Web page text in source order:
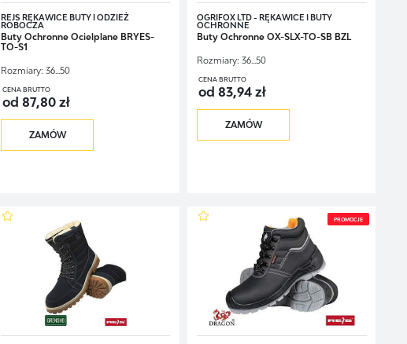
REJS RĘKAWICE BUTY I ODZIEŻ
ROBOCZA
Buty Ochronne Ocielplane BRYES-
TO-S1
Rozmiary: 36...50
CENA BRUTTO
od 87,80 zł
ZAMÓW
OGRIFOX LTD - RĘKAWICE I BUTY
OCHRONNE
Buty Ochronne OX-SLX-TO-SB BZL
Rozmiary: 36...50
CENA BRUTTO
od 83,94 zł
ZAMÓW
PROMOCJE